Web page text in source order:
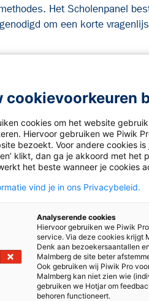
Het Scholenpanel
om een korte
uitnodiging voor een
vermeld waar het
neemt.
we jou kunnen
bijeenkomst.
gebruikt voor
cookievoorkeuren
cookies om het website
Hiervoor gebruiken we Piwik
bezoekt. Voor andere cookies
klikt, dan ga je akkoord met het
het beste wanneer je cookies
vind je in ons Privacybeleid.
Analyserende cookies
Hiervoor gebruiken we Piwik
service. Via deze cookies krijgt
Denk aan bezoekersaantallen
Malmberg de site beter
Ook gebruiken wij Piwik Pro
Malmberg kan niet zien wie
gebruiken we Hotjar om
behoren functioneert.